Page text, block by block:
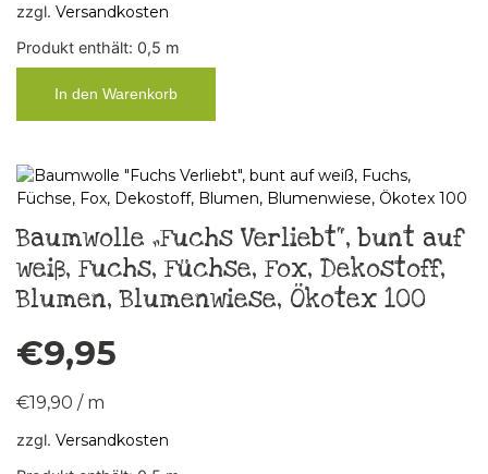
zzgl. Versandkosten
Produkt enthält: 0,5 m
In den Warenkorb
Baumwolle „Fuchs Verliebt“, bunt auf
weiß, Fuchs, Füchse, Fox, Dekostoff,
Blumen, Blumenwiese, Ökotex 100
€9,95
€19,90 / m
zzgl. Versandkosten